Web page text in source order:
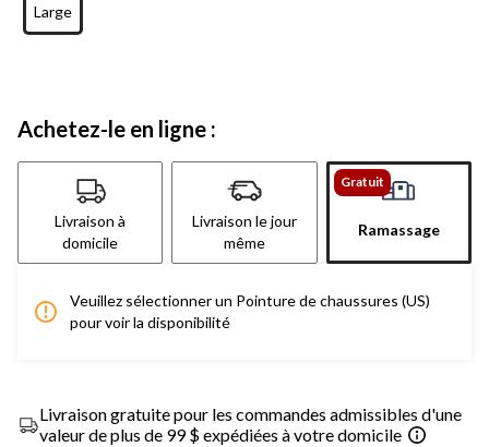
Large
Achetez-le en ligne :
Livraison à
domicile
Livraison le jour
même
Gratuit
Ramassage
Veuillez sélectionner un Pointure de chaussures (US)
pour voir la disponibilité
Livraison gratuite pour les commandes admissibles d'une
valeur de plus de 99 $ expédiées à votre domicile